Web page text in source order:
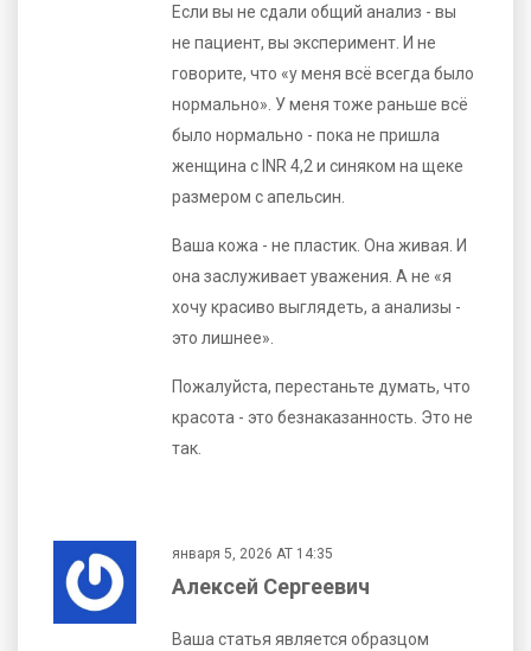
Если вы не сдали общий анализ - вы
не пациент, вы эксперимент. И не
говорите, что «у меня всё всегда было
нормально». У меня тоже раньше всё
было нормально - пока не пришла
женщина с INR 4,2 и синяком на щеке
размером с апельсин.
Ваша кожа - не пластик. Она живая. И
она заслуживает уважения. А не «я
хочу красиво выглядеть, а анализы -
это лишнее».
Пожалуйста, перестаньте думать, что
красота - это безнаказанность. Это не
так.
января 5, 2026 AT 14:35
Алексей Сергеевич
Ваша статья является образцом